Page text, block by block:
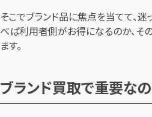
そこでブランド品に焦点を当てて、
べば利用者側がお得になるのか、そ
ます。
ブランド買取で重要なの